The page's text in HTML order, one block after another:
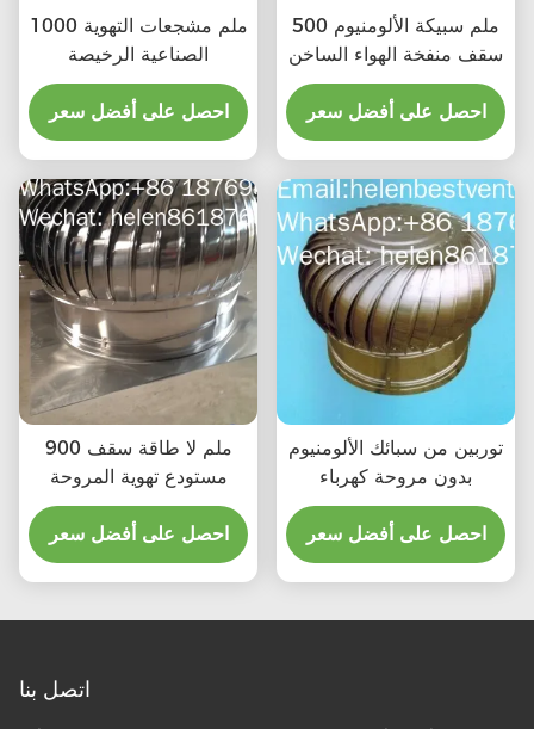
1000 ملم مشجعات التهوية
الصناعية الرخيصة
احصل على أفضل سعر
500 ملم سبيكة الألومنيوم
سقف منفخة الهواء الساخن
احصل على أفضل سعر
900 ملم لا طاقة سقف
مستودع تهوية المروحة
احصل على أفضل سعر
توربين من سبائك الألومنيوم
بدون مروحة كهرباء
احصل على أفضل سعر
اتصل بنا